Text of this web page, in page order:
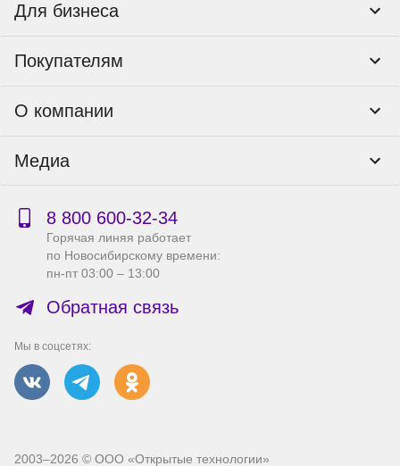
Для бизнеса
Тендеры и гос закупки
Покупателям
Пункты выдачи
Доставка
Гарантия и возврат
Бонусная программа
Сервисный центр
Справка по работе с e2e4 ID
О компании
Реквизиты
Публичная оферта
Правила продажи на сайте
Производители
Вакансии
Медиа
Новости
Акции
8 800 600‑32‑34
Горячая линяя работает
по Новосибирскому времени:
пн-пт 03:00 – 13:00
Обратная связь
Мы в соцсетях:
2003–2026 © ООО «Открытые технологии»